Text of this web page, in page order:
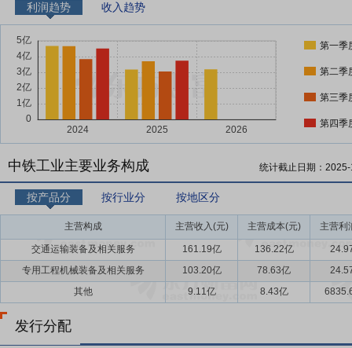
利润趋势 收入趋势
第一季
第二季
第三季
第四季
中铁工业主要业务构成 统计截止日期：
按产品分 按行业分 按地区分
主营构成 主营收入(元) 主营成本(元) 主营利
交通运输装备及相关服务 161.19亿 136.22亿
专用工程机械装备及相关服务
103.20亿 78.63亿
其他
9.11亿 8.43亿
发行分配